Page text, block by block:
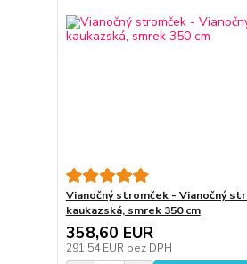
Vianočný stromček - Vianočný
kaukazská, smrek 350 cm
358,60 EUR
291,54 EUR bez DPH